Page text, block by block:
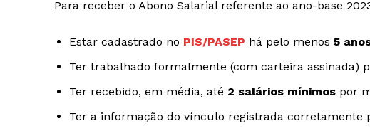
Para receber o Abono Salarial referente ao ano-base
Estar cadastrado no PIS/PASEP há pelo menos 5
Ter trabalhado formalmente (com carteira assinada)
Ter recebido, em média, até 2 salários mínimos por
Ter a informação do vínculo registrada corretamente